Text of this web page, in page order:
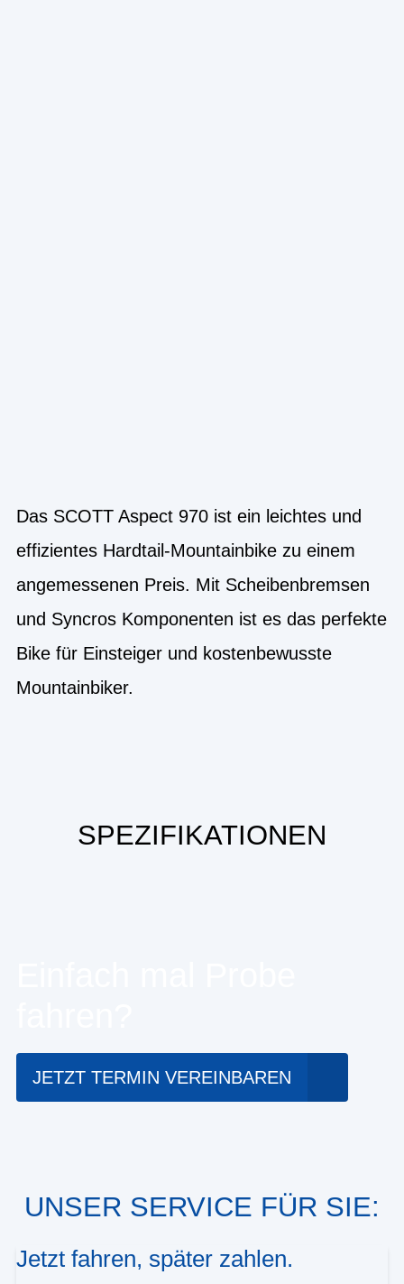
Das SCOTT Aspect 970 ist ein leichtes und
effizientes Hardtail-Mountainbike zu einem
angemessenen Preis. Mit Scheibenbremsen
und Syncros Komponenten ist es das perfekte
Bike für Einsteiger und kostenbewusste
Mountainbiker.
SPEZIFIKATIONEN
JETZT TERMIN VEREINBAREN
UNSER SERVICE FÜR SIE:
Jetzt fahren, später zahlen.